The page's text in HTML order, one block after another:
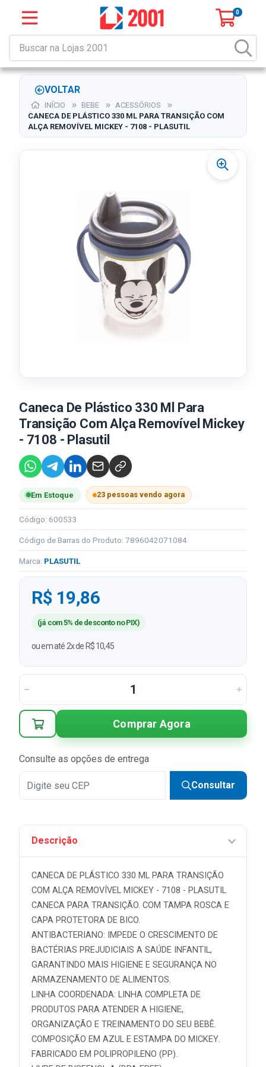
0
VOLTAR
INÍCIO BEBE
ACESSÓRIOS
CANECA DE PLÁSTICO 330 ML PARA TRANSIÇÃO COM
ALÇA REMOVÍVEL MICKEY - 7108 - PLASUTIL
Caneca De Plástico 330 Ml Para
Transição Com Alça Removível Mickey
- 7108 - Plasutil
Em Estoque 23 pessoas vendo agora
Código: 600533
Código de Barras do Produto: 7896042071084
Marca: PLASUTIL
R$ 19,86
(já com 5% de desconto no PIX)
ou em até 2x de R$ 10,45
Comprar Agora
Consulte as opções de entrega
Consultar
Descrição
CANECA DE PLÁSTICO 330 ML PARA TRANSIÇÃO
COM ALÇA REMOVÍVEL MICKEY - 7108 - PLASUTIL
CANECA PARA TRANSIÇÃO. COM TAMPA ROSCA E
CAPA PROTETORA DE BICO.
ANTIBACTERIANO: IMPEDE O CRESCIMENTO DE
BACTÉRIAS PREJUDICIAIS A SAÚDE INFANTIL,
GARANTINDO MAIS HIGIENE E SEGURANÇA NO
ARMAZENAMENTO DE ALIMENTOS.
LINHA COORDENADA: LINHA COMPLETA DE
PRODUTOS PARA ATENDER A HIGIENE,
ORGANIZAÇÃO E TREINAMENTO DO SEU BEBÊ.
COMPOSIÇÃO EM AZUL E ESTAMPA DO MICKEY.
FABRICADO EM POLIPROPILENO (PP).